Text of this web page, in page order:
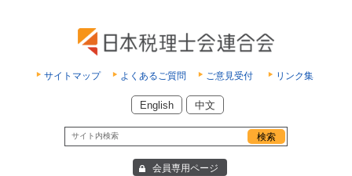
サイトマップ よくあるご質問 ご意見受付 リンク集
English 中文
会員専用ページ